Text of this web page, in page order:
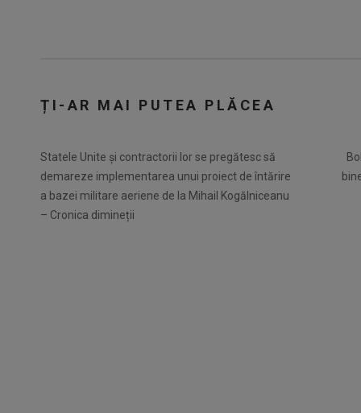
ȚI-AR MAI PUTEA PLĂCEA
Statele Unite și contractorii lor se pregătesc să
demareze implementarea unui proiect de întărire
a bazei militare aeriene de la Mihail Kogălniceanu
– Cronica dimineții